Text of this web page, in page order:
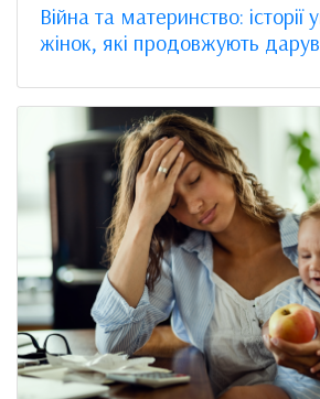
Війна та материнство: історії
жінок, які продовжують